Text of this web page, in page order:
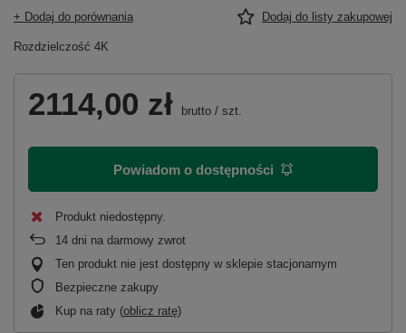
+ Dodaj do porównania Dodaj do listy zakupowej
Rozdzielczość 4K
2114,00 zł brutto / szt.
Powiadom o dostępności
Produkt niedostępny
14 dni na darmowy zwrot
Ten produkt nie jest dostępny w sklepie stacjonarnym
Bezpieczne zakupy
Kup na raty (oblicz ratę)